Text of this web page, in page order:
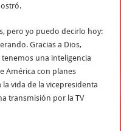
pero yo puedo decirlo hoy:
Gracias a Dios,
una inteligencia
América con planes
vida de la vicepresidenta
transmisión por la TV